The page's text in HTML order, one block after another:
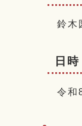
鈴木
日時
令和